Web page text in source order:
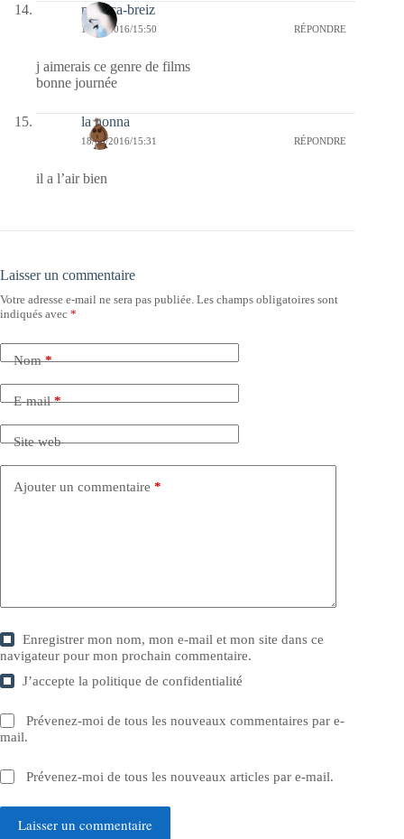
monica-breiz
18/05/2016/15:50 RÉPONDRE
j aimerais ce genre de films
bonne journée
la nonna
18/05/2016/15:31 RÉPONDRE
il a l’air bien
Laisser un commentaire
Votre adresse e-mail ne sera pas publiée. Les champs obligatoires sont
indiqués avec *
Nom*
E-mail*
Site web
Ajouter un commentaire *
Enregistrer mon nom, mon e-mail et mon site dans ce
navigateur pour mon prochain commentaire.
J’accepte lapolitique de confidentialité
Prévenez-moi de tous les nouveaux commentaires par e-
mail.
Prévenez-moi de tous les nouveaux articles par e-mail.
Laisser un commentaire